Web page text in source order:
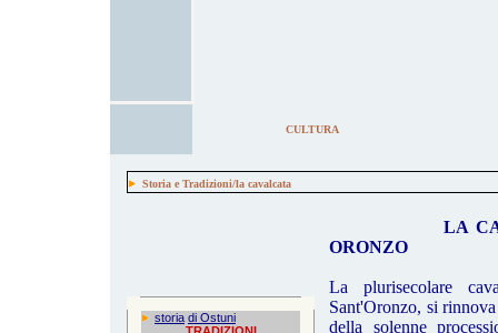
CULTURA
Storia e Tradizioni/la cavalcata
storia di Ostuni
LA
ORONZO
La plurisecolare
Sant'Oronzo, si
della solenne